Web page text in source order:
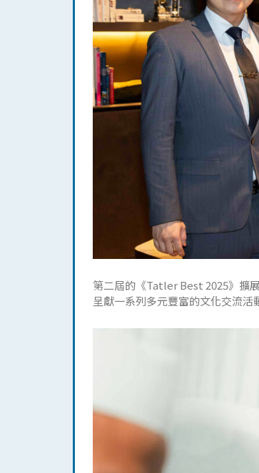
第二屆的《Tatler Best 2025》擴
呈獻一系列多元豐富的文化交流活